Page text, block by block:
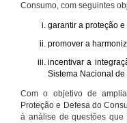
Consumo, com seguintes
garantir a proteção
promover a
incentivar a
Sistema Nacional
Com o objetivo de
Proteção e Defesa do
à análise de questões que